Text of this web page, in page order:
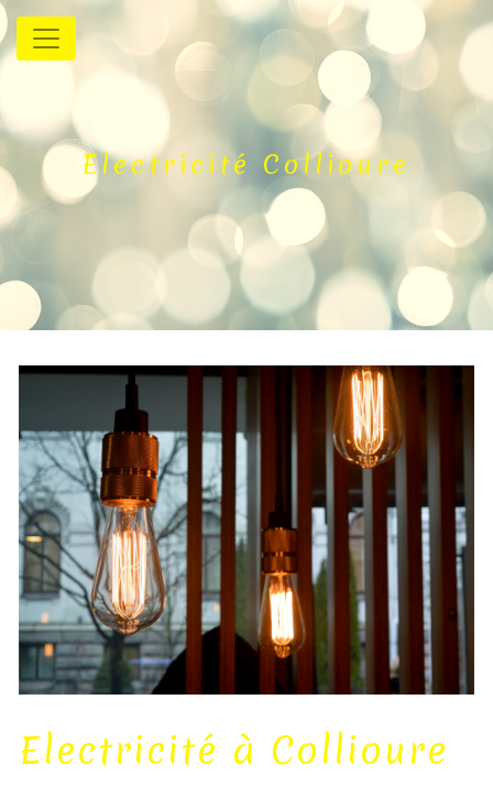
Panneau de gestion des cookies
Electricité Collioure
Electricité à Collioure